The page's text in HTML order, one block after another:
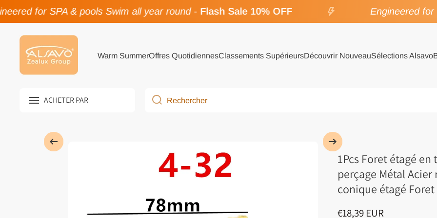
Passer au contenu
for SPA & pools Swim all year round-Flash Sale 10% OFF Engineered for
Warm SummerOffres QuotidiennesClassements SupérieursDécouvrir NouveauSélections Alsavo
ACHETER PAR Rechercher
1Pcs Foret étagé
perçage Métal
conique étagé
€18,39 EUR